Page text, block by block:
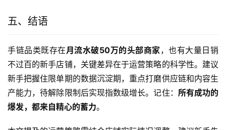
五、结语
手链品类既存在月流水破50万的头部商家 ，也有大量日销
不过百的新手店铺，关键差异在于运营策略的科学性。建议
新手把握住限单期的数据沉淀期，重点打磨供应链和内容生
产能力，待解除限制后实现指数级增长。记住： 所有成功的
爆发，都来自精心的蓄力。